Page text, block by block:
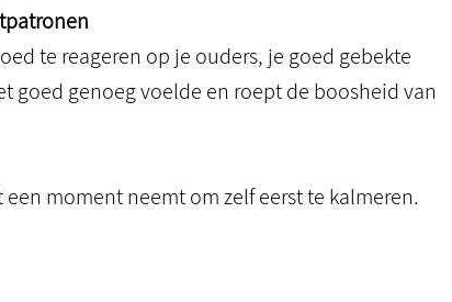
te reageren op je ouders, je goed gebekte
goed genoeg voelde en roept de boosheid van
moment neemt om zelf eerst te kalmeren.